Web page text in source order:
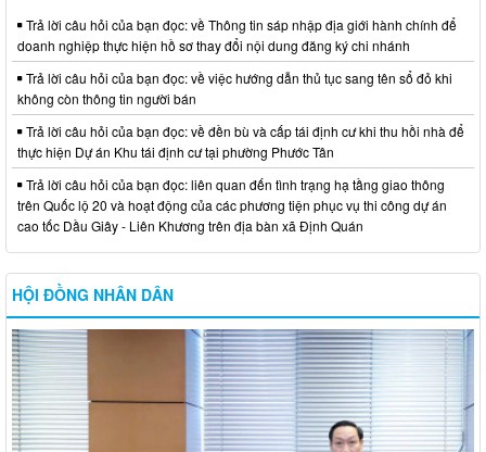
Trả lời câu hỏi của bạn đọc: về Thông tin sáp nhập địa giới hành chính để
doanh nghiệp thực hiện hồ sơ thay đổi nội dung đăng ký chi nhánh
Trả lời câu hỏi của bạn đọc: về việc hướng dẫn thủ tục sang tên sổ đỏ khi
không còn thông tin người bán
Trả lời câu hỏi của bạn đọc: về đền bù và cấp tái định cư khi thu hồi nhà để
thực hiện Dự án Khu tái định cư tại phường Phước Tân
Trả lời câu hỏi của bạn đọc: liên quan đến tình trạng hạ tầng giao thông
trên Quốc lộ 20 và hoạt động của các phương tiện phục vụ thi công dự án
cao tốc Dầu Giây - Liên Khương trên địa bàn xã Định Quán
HỘI ĐỒNG NHÂN DÂN